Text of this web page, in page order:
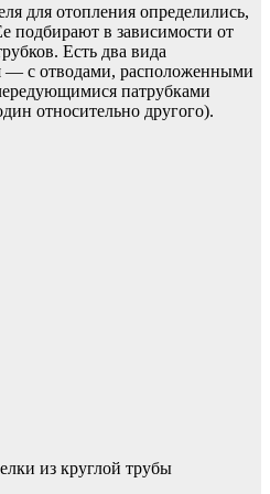
для отопления определились,
подбирают в зависимости от
Есть два вида
— с отводами, расположенными
патрубками
относительно другого).
из круглой трубы